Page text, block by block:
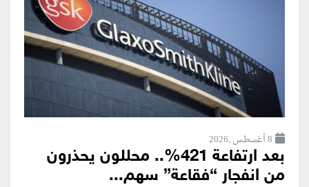
8 أغسطس ,2026
بعد ارتفاعة 421%.. محللون يحذرون
من انفجار “فقاعة” سهم...